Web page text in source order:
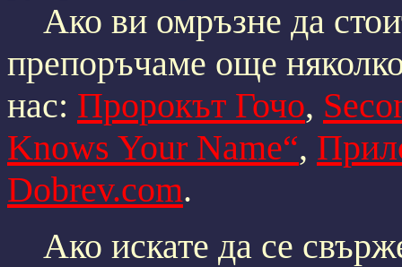
Ако ви омръзне да
препоръчаме още
нас: Пророкът Гочо,
Knows Your Name“,
Dobrev.com.
Ако искате да се